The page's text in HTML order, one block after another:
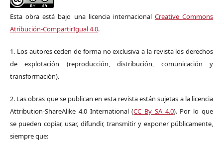
Esta obra está bajo una licencia internacional Creative Commons
Atribución-CompartirIgual 4.0.
1. Los autores ceden de forma no exclusiva a la revista los derechos
de explotación (reproducción, distribución, comunicación y
transformación).
2. Las obras que se publican en esta revista están sujetas a la licencia
Attribution-ShareAlike 4.0 International (CC By SA 4.0). Por lo que
se pueden copiar, usar, difundir, transmitir y exponer públicamente,
siempre que: